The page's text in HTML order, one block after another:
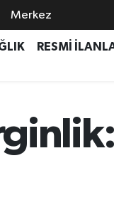
Merkez
RESMİ